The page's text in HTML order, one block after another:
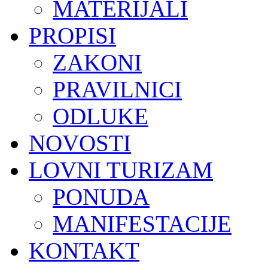
MATERIJALI
PROPISI
ZAKONI
PRAVILNICI
ODLUKE
NOVOSTI
LOVNI TURIZAM
PONUDA
MANIFESTACIJE
KONTAKT